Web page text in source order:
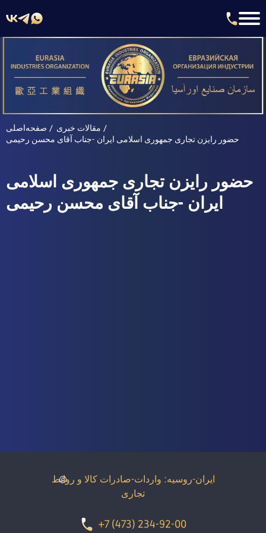
صفحه‌اصلی
مقالات خبری
حضور رایزن تجاری جمهوری اسلامی ایران -جناب آقای محسن رحیمی
حضور رایزن تجاری جمهوری اسلامی
ایران -جناب آقای محسن رحیمی
ایران-روسیه: واردات-صادرات کالا و روابط
تجاری
+7 (473) 234-92-00